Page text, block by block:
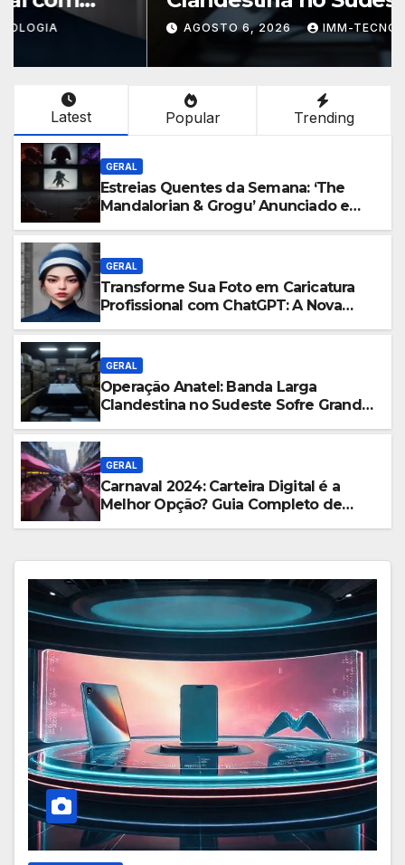
Grande Golpe com Apreensão
de R$ 24 Mil em Equipamentos
AGOSTO 6, 2026 IMM-TECNOLOGIA
Latest Popular Trending
GERAL
Estreias Quentes da Semana: ‘The
Mandalorian & Grogu’ Anunciado e
GERAL
Transforme Sua Foto em Caricatura
Profissional com ChatGPT: A Nova
GERAL
Operação Anatel: Banda Larga
Clandestina no Sudeste Sofre Grande
GERAL
Carnaval 2024: Carteira Digital é a
Melhor Opção? Guia Completo de